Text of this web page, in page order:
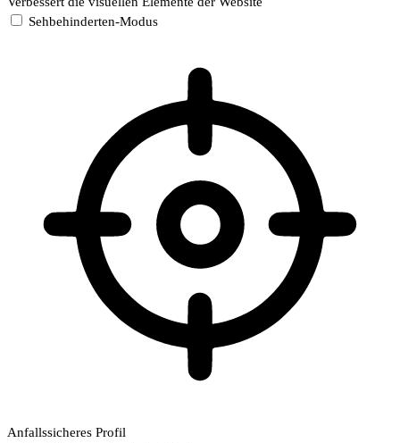
Sehbehinderten-Modus
Anfallssicheres Profil